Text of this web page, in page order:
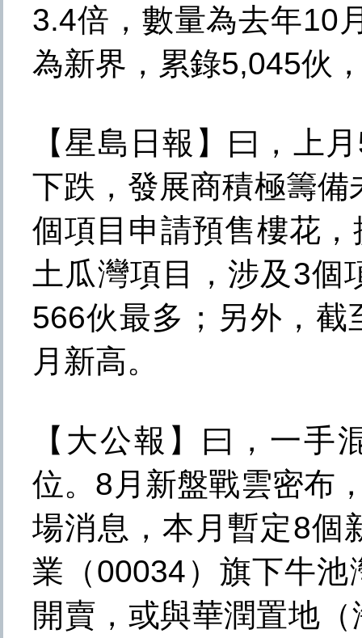
3.4倍，數量為去年10
為新界，累錄5,045伙
【星島日報】曰，上
下跌，發展商積極籌
個項目申請預售樓花
土瓜灣項目，涉及3個
566伙最多；另外，
月新高。
【大公報】曰，一手
位。8月新盤戰雲密布
場消息，本月暫定8個
業（00034）旗下牛
開賣，或與華潤置地